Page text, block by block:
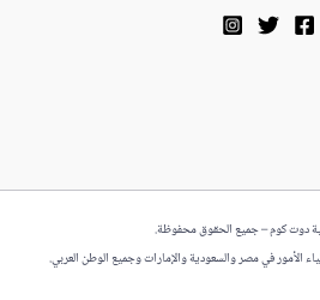
الأمور في مصر والسعودية والإمارات وجميع الوطن العربي.